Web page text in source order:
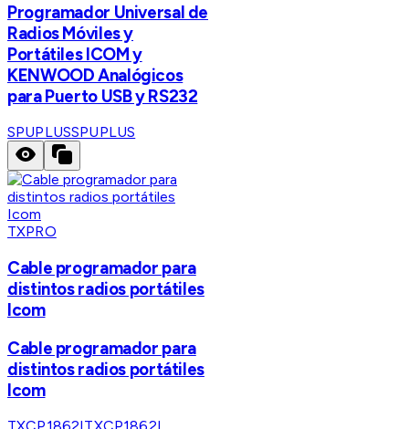
Programador Universal de
Radios Móviles y
Portátiles ICOM y
KENWOOD Analógicos
para Puerto USB y RS232
SPUPLUSSPUPLUS
TXPRO
Cable programador para
distintos radios portátiles
Icom
Cable programador para
distintos radios portátiles
Icom